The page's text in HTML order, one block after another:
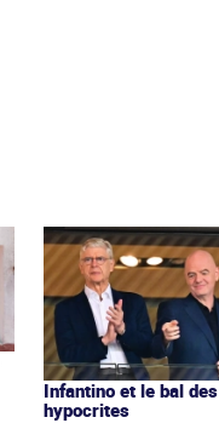
Infantino et le bal des
hypocrites